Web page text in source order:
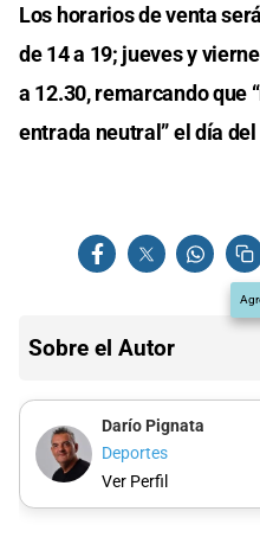
Los horarios de venta
de 14 a 19; jueves y
a 12.30, remarcando que
entrada neutral” el día
Sobre el Autor
Darío Pignata
Deportes
Ver Perfil